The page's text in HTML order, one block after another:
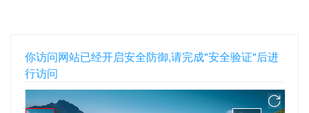
你访问网站已经开启安全防御,请完成"安全验证"后进
行访问